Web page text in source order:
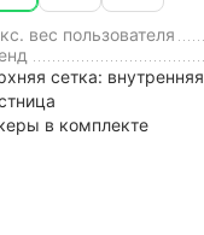
вес пользователя
сетка: внутренняя
в комплекте